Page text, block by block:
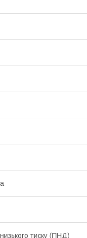
тиску (ПНД)